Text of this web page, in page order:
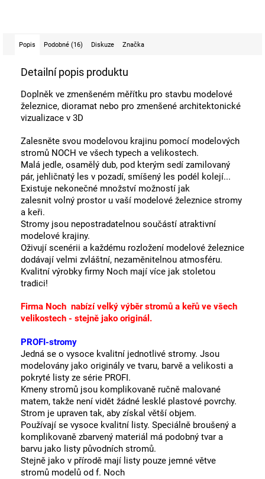
Popis Podobné (16) Diskuze Značka
Detailní popis produktu
Doplněk ve zmenšeném měřítku pro stavbu modelové
železnice, dioramat nebo pro zmenšené architektonické
vizualizace v 3D
Zalesněte svou modelovou krajinu pomocí modelových
stromů NOCH ve všech typech a velikostech.
Malá jedle, osamělý dub, pod kterým sedí zamilovaný
pár, jehličnatý les v pozadí, smíšený les podél kolejí...
Existuje nekonečné množství možností jak
zalesnit volný prostor u vaší modelové železnice stromy
a keři.
Stromy jsou nepostradatelnou součástí atraktivní
modelové krajiny.
Oživují scenérii a každému rozložení modelové železnice
dodávají velmi zvláštní, nezaměnitelnou atmosféru.
Kvalitní výrobky firmy Noch mají více jak stoletou
tradici!
Firma Noch nabízí velký výběr stromů a keřů ve všech
velikostech - stejně jako originál.
PROFI-stromy
Jedná se o vysoce kvalitní jednotlivé stromy. Jsou
modelovány jako originály ve tvaru, barvě a velikosti a
pokryté listy ze série PROFI.
Kmeny stromů jsou komplikovaně ručně malované
matem, takže není vidět žádné lesklé plastové povrchy.
Strom je upraven tak, aby získal větší objem.
Používají se vysoce kvalitní listy. Speciálně broušený a
komplikovaně zbarvený materiál má podobný tvar a
barvu jako listy původních stromů.
Stejně jako v přírodě mají listy pouze jemné větve
stromů modelů od f. Noch